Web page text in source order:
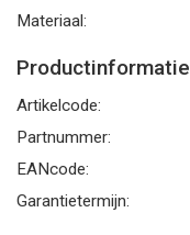
Materiaal:
Productinformatie
Artikelcode:
Partnummer:
EANcode:
Garantietermijn: